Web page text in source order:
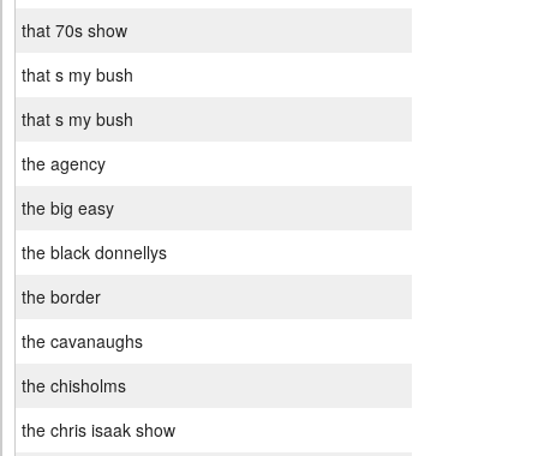
that 70s show
that s my bush
that s my bush
the agency
the big easy
the black donnellys
the border
the cavanaughs
the chisholms
the chris isaak show